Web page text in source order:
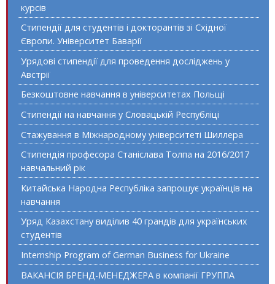
курсів
Стипендії для студентів і докторантів зі Східної
Європи. Університет Баварії
Урядові стипендії для проведення досліджень у
Австрії
Безкоштовне навчання в університетах Польщі
Стипендії на навчання у Словацькій Республіці
Стажування в Міжнародному університеті Шиллера
Стипендія професора Станіслава Толпа на 2016/2017
навчальний рік
Китайська Народна Республіка запрошує українців на
навчання
Уряд Казахстану виділив 40 грандів для українських
студентів
Internship Program of German Business for Ukraine
ВАКАНСІЯ БРЕНД-МЕНЕДЖЕРА в компанії ГРУППА